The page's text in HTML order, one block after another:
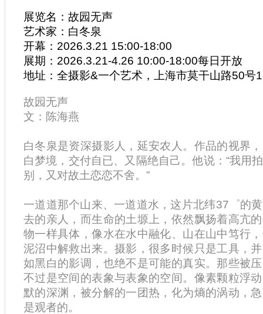
展览名：故园无声
艺术家：白冬泉
开幕： 2026.3.21 15:00-18:00
展期： 2026.3.21-4.26 10:00-18:00每日开放
地址：全摄影&一个艺术，上海市莫干山路50号
故园无声
文：陈海燕
白冬泉是资深摄影人，延安农人。作品的视界
白梦境，交付自已、又隔绝自己。他说：“我用
别，又对故土恋恋不舍。”
一道道那个山来、一道道水，这片北纬37゜的
去的亲人，而生命的土塬上，依然飘扬着高亢
物一样具体，像水在水中融化、山在山中笃行
泥沼中解救出来。摄影，很多时候只是工具，
如黑白的影调，也绝不是可能的真实。那些被
不过是空间的表象与表象的空间。像素颗粒浮
默的深渊，被分解的一团热，化为熵的涡动，
是观者的。